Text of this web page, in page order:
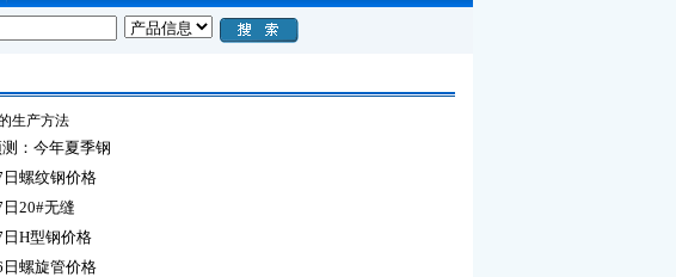
生产方法
：今年夏季钢
螺纹钢价格
20#无缝
H型钢价格
螺旋管价格